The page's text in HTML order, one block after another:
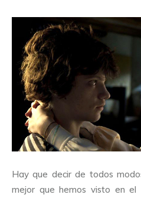
Hay que decir de todos
mejor que hemos visto en el